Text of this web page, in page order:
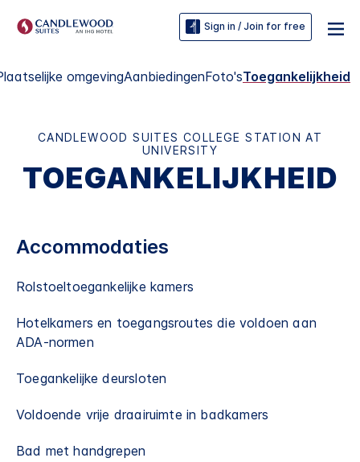
Sign in / Join for free
omgevingAanbiedingenFoto'sToegankelijkheid
CANDLEWOOD SUITES COLLEGE STATION AT
UNIVERSITY
TOEGANKELIJKHEID
Accommodaties
Rolstoeltoegankelijke kamers
Hotelkamers en toegangsroutes die voldoen aan
ADA-normen
Toegankelijke deursloten
Voldoende vrije draairuimte in badkamers
Bad met handgrepen